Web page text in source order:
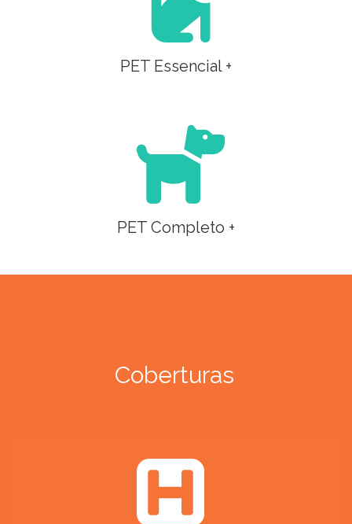
PET Essencial +
PET Completo +
Coberturas